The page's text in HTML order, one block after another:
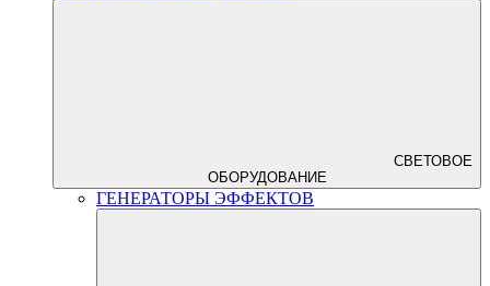
СВЕТОВОЕ
ОБОРУДОВАНИЕ
ГЕНЕРАТОРЫ ЭФФЕКТОВ